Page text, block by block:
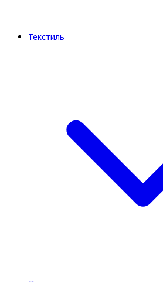
Текстиль